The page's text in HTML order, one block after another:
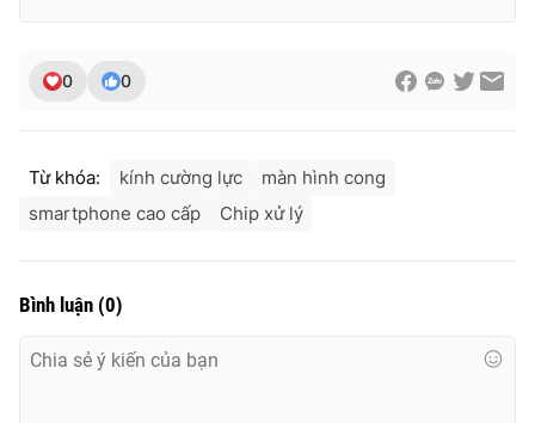
Liên hệ quảng cáo:
0 0
Từ khóa: kính cường lực
màn hình cong
smartphone cao cấp
Chip xử lý
Bình luận (0)